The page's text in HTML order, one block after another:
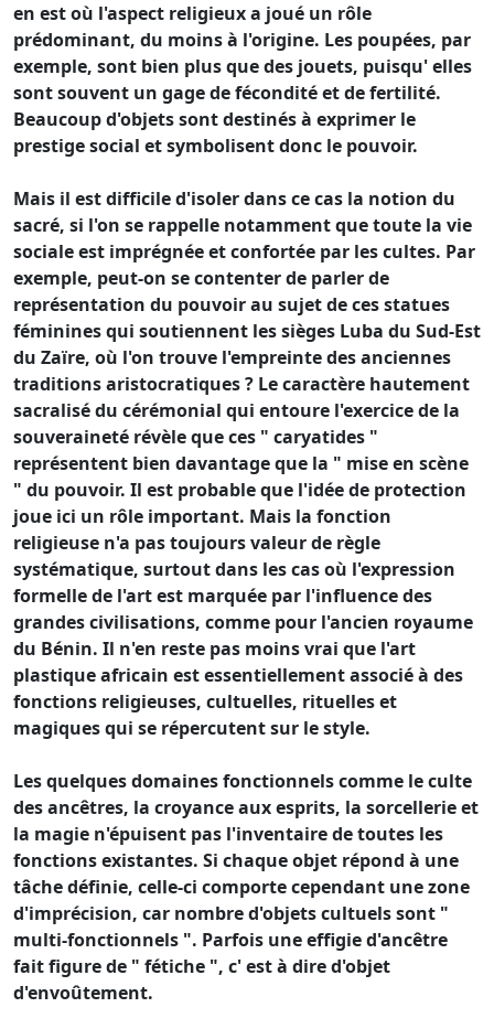
en est où l'aspect religieux a joué un rôle
prédominant, du moins à l'origine. Les poupées, par
exemple, sont bien plus que des jouets, puisqu' elles
sont souvent un gage de fécondité et de fertilité.
Beaucoup d'objets sont destinés à exprimer le
prestige social et symbolisent donc le pouvoir.
Mais il est difficile d'isoler dans ce cas la notion du
sacré, si l'on se rappelle notamment que toute la vie
sociale est imprégnée et confortée par les cultes. Par
exemple, peut-on se contenter de parler de
représentation du pouvoir au sujet de ces statues
féminines qui soutiennent les sièges Luba du Sud-Est
du Zaïre, où l'on trouve l'empreinte des anciennes
traditions aristocratiques ? Le caractère hautement
sacralisé du cérémonial qui entoure l'exercice de la
souveraineté révèle que ces " caryatides "
représentent bien davantage que la " mise en scène
" du pouvoir. Il est probable que l'idée de protection
joue ici un rôle important. Mais la fonction
religieuse n'a pas toujours valeur de règle
systématique, surtout dans les cas où l'expression
formelle de l'art est marquée par l'influence des
grandes civilisations, comme pour l'ancien royaume
du Bénin. Il n'en reste pas moins vrai que l'art
plastique africain est essentiellement associé à des
fonctions religieuses, cultuelles, rituelles et
magiques qui se répercutent sur le style.
Les quelques domaines fonctionnels comme le culte
des ancêtres, la croyance aux esprits, la sorcellerie et
la magie n'épuisent pas l'inventaire de toutes les
fonctions existantes. Si chaque objet répond à une
tâche définie, celle-ci comporte cependant une zone
d'imprécision, car nombre d'objets cultuels sont "
multi-fonctionnels ". Parfois une effigie d'ancêtre
fait figure de " fétiche ", c' est à dire d'objet
d'envoûtement.